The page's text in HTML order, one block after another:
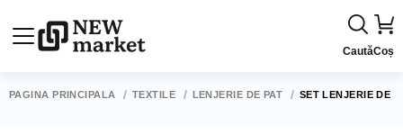
CautăCoș
PAGINA PRINCIPALĂ TEXTILE LENJERIE DE PAT SET LENJERIE DE